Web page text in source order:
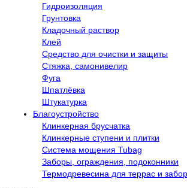
Гидроизоляция
Грунтовка
Кладочный раствор
Клей
Средство для очистки и защиты
Стяжка, самонивелир
Фуга
Шпатлёвка
Штукатурка
Благоустройство
Клинкерная брусчатка
Клинкерные ступени и плитки
Система мощения Tubag
Заборы, ограждения, подоконники
Термодревесина для террас и